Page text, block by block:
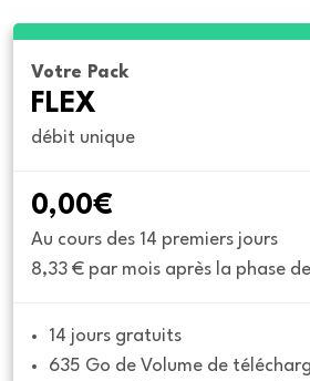
Votre Pack
FLEX
débit unique
0,00€
Au cours des 14 premiers jours
8,33 € par mois après la phase
14 jours gratuits
635 Go de Volume de